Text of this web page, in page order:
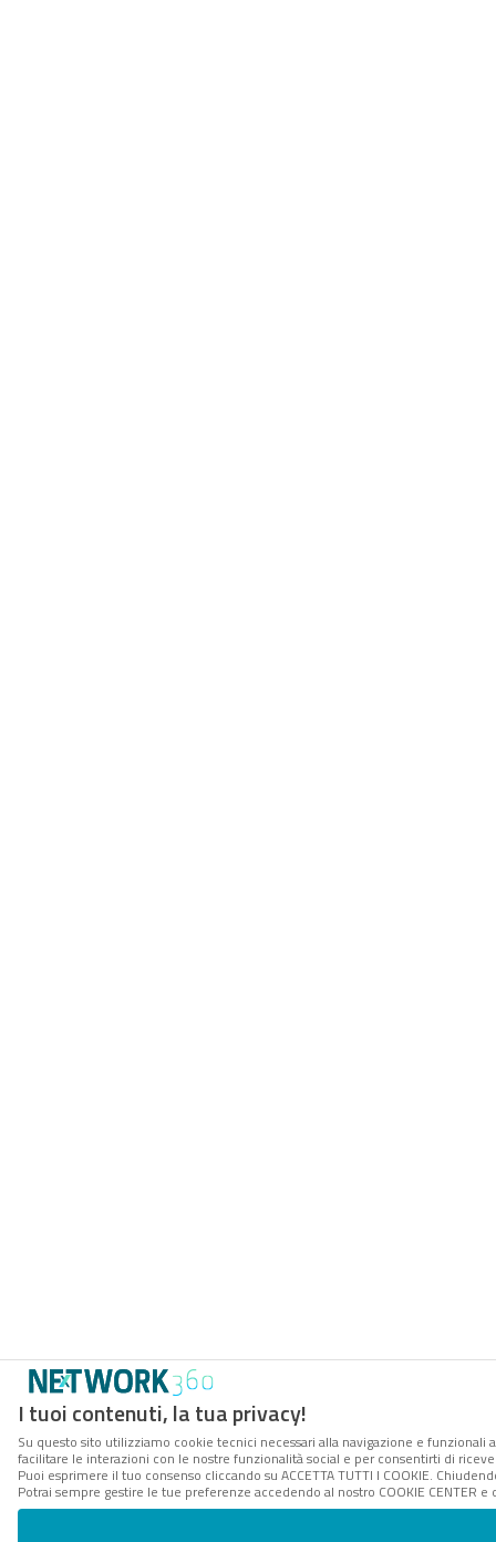
I tuoi contenuti, la tua privacy!
Su questo sito utilizziamo cookie tecnici necessari alla navigazione e
facilitare le interazioni con le nostre funzionalità social e per consentirti di
Puoi esprimere il tuo consenso cliccando su ACCETTA TUTTI I COOKIE.
Potrai sempre gestire le tue preferenze accedendo al nostro COOKIE